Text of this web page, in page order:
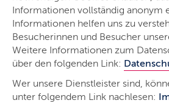
Informationen vollständig anonym
Informationen helfen uns zu
Besucherinnen und Besucher
Weitere Informationen zum
über den folgenden Link:
Wer unsere Dienstleister sind,
unter folgendem Link nachlesen:
Landesamt für
Soziales und
Ministerien & Behörden